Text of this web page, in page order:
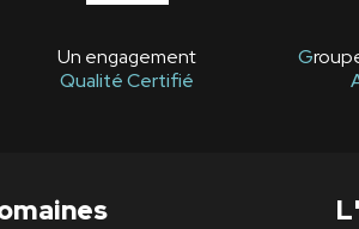
Un engagement
Qualité Certifié
G